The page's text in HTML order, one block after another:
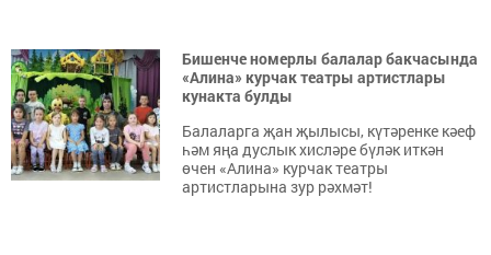
Бишенче номерлы балалар бакчасында
«Алина» курчак театры артистлары
кунакта булды
Балаларга җан җылысы, күтәренке кәеф
һәм яңа дуслык хисләре бүләк иткән
өчен «Алина» курчак театры
артистларына зур рәхмәт!